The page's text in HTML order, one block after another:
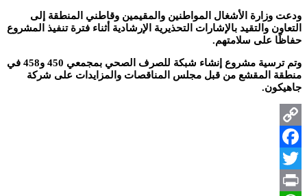
ودعت وزارة الأشغال المواطنين والمقيمين وقاطني المنطقة إلى
التعاون والتقيد بالإشارات التحذيرية الإرشادية أثناء فترة تنفيذ المشروع
حفاظًا على سلامتهم.
وتم ترسية مشروع إنشاء شبكة للصرف الصحي بمجمعي 450 و458 في
منطقة المقشع من قبل مجلس المناقصات والمزايدات على شركة
جاهيكون.
Copy
Link
Facebook
Twitter